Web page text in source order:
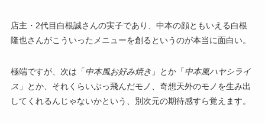
店主・2代目白根誠さんの実子であり、中本の顔ともいえる白根
隆也さんがこういったメニューを創るというのが本当に面白い。
極端ですが、次は「中本風お好み焼き 」とか「中本風ハヤシライ
ス 」とか、それくらいぶっ飛んだモノ、奇想天外のモノを生み出
してくれるんじゃないかという、別次元の期待感すら覚えます。